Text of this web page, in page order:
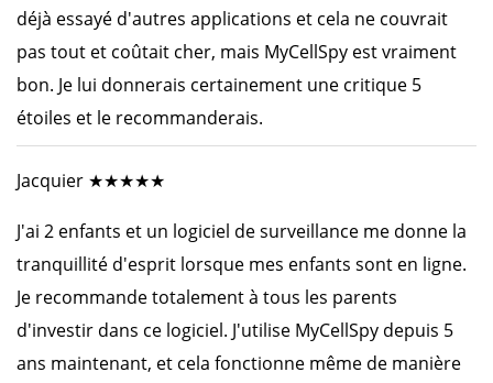
déjà essayé d'autres applications et cela ne couvrait
pas tout et coûtait cher, mais MyCellSpy est vraiment
bon. Je lui donnerais certainement une critique 5
étoiles et le recommanderais.
Jacquier ★★★★★
J'ai 2 enfants et un logiciel de surveillance me donne la
tranquillité d'esprit lorsque mes enfants sont en ligne.
Je recommande totalement à tous les parents
d'investir dans ce logiciel. J'utilise MyCellSpy depuis 5
ans maintenant, et cela fonctionne même de manière